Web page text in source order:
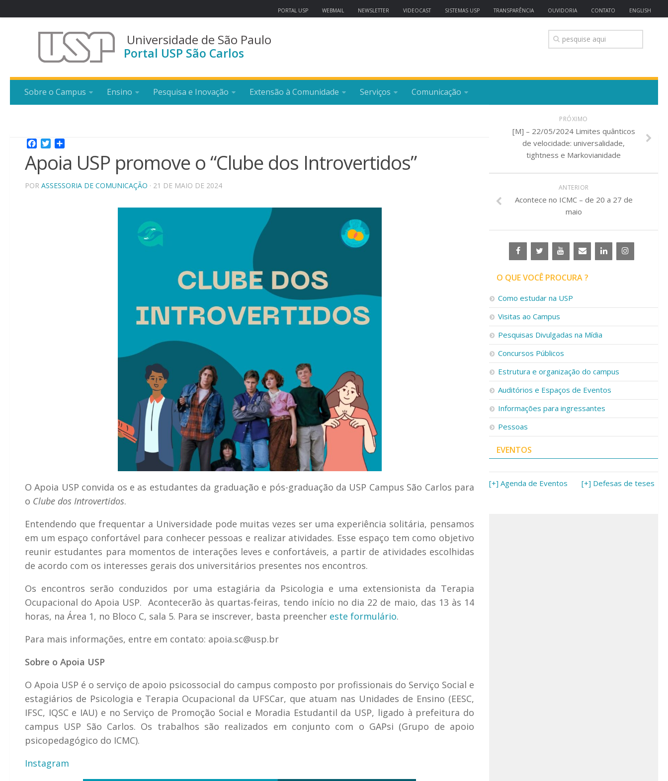
PORTAL USP WEBMAIL NEWSLETTER VIDEOCAST SISTEMAS USP TRANSPARÊNCIA OUVIDORIA CONTATO ENGLISH
Universidade de São Paulo
Portal USP São Carlos
Sobre o Campus Ensino Pesquisa e Inovação Extensão à Comunidade Serviços Comunicação
Facebook
Twitter
Apoia USP promove o “Clube dos Introvertidos”
POR ASSESSORIA DE COMUNICAÇÃO · 21 DE MAIO DE 2024
O Apoia USP convida os e as estudantes da graduação e pós-graduação da USP Campus São Carlos para
o Clube dos Introvertidos.
Entendendo que frequentar a Universidade pode muitas vezes ser uma experiência solitária, pensamos
em um espaço confortável para conhecer pessoas e realizar atividades. Esse espaço tem como objetivo
reunir estudantes para momentos de interações leves e confortáveis, a partir de atividades escolhidas
de acordo com os interesses gerais dos universitários presentes nos encontros.
Os encontros serão conduzidos por uma estagiária da Psicologia e uma extensionista da Terapia
Ocupacional do Apoia USP. Acontecerão às quartas-feiras, tendo início no dia 22 de maio, das 13 às 14
horas, na Área 1, no Bloco C, sala 5. Para se inscrever, basta preencher este formulário.
Para mais informações, entre em contato: apoia.sc@usp.br
Sobre o Apoia USP
O Apoia USP é o serviço de apoio psicossocial do campus composto por profissionais do Serviço Social e
estagiários de Psicologia e Terapia Ocupacional da UFSCar, que atuam nas Unidades de Ensino (EESC,
IFSC, IQSC e IAU) e no Serviço de Promoção Social e Moradia Estudantil da USP, ligado à prefeitura do
campus USP São Carlos. Os trabalhos são realizados em conjunto com o GAPsi (Grupo de apoio
psicopedagógico do ICMC).
Instagram
PRÓXIMO
[M] – 22/05/2024 Limites quânticos
de velocidade: universalidade,
tightness e Markovianidade
ANTERIOR
Acontece no ICMC – de 20 a 27 de
maio
O QUE VOCÊ PROCURA ?
Como estudar na USP
Visitas ao Campus
Pesquisas Divulgadas na Mídia
Concursos Públicos
Estrutura e organização do campus
Auditórios e Espaços de Eventos
Informações para ingressantes
Pessoas
EVENTOS
[+] Agenda de Eventos [+] Defesas de teses